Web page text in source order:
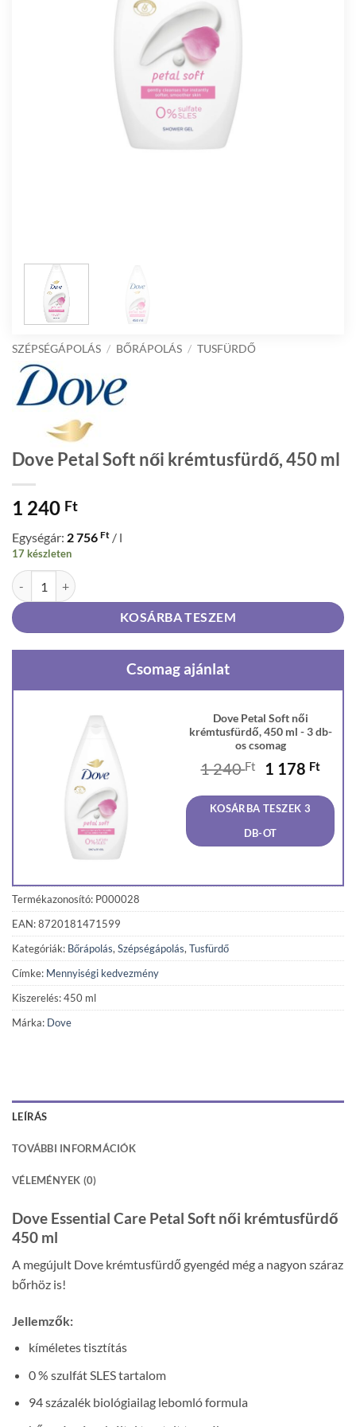
SZÉPSÉGÁPOLÁS / BŐRÁPOLÁS / TUSFÜRDŐ
Dove Petal Soft női krémtusfürdő, 450 ml
1 240 Ft
Egységár: 2 756 Ft / l
17 készleten
Dove Petal Soft női krémtusfürdő, 450 ml mennyiség
KOSÁRBA TESZEM
Csomag ajánlat
Dove Petal Soft női
krémtusfürdő, 450 ml - 3 db-
os csomag
1 240Ft
Original
was:
1
240 Ft.
1 178 Ft
is:
178
KOSÁRBA TESZEK 3
DB-OT
Termékazonosító: P000028
EAN: 8720181471599
Kategóriák: Bőrápolás, Szépségápolás, Tusfürdő
Címke: Mennyiségi kedvezmény
Kiszerelés: 450 ml
Márka: Dove
LEÍRÁS
TOVÁBBI INFORMÁCIÓK
VÉLEMÉNYEK (0)
Dove Essential Care Petal Soft női krémtusfürdő
450 ml
A megújult Dove krémtusfürdő gyengéd még a nagyon száraz
bőrhöz is!
Jellemzők:
kíméletes tisztítás
0 % szulfát SLES tartalom
94 százalék biológiailag lebomló formula